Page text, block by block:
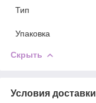
Тип
Упаковка
Скрыть
Условия доставки